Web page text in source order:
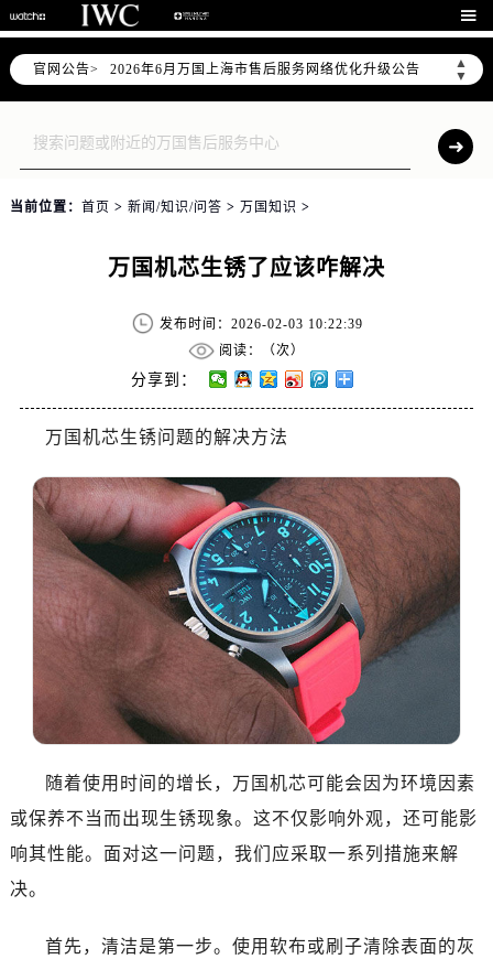

官网公告>
▲
▼
2026年6月万国上海市售后服务网络优化升级公告
2026年6月上海市万国官方售后客户服务热线：400-992-7093
2026年6月万国售后服务中心最新网点地址：
上海市徐汇区虹桥路3号港汇中心写字楼2座37层3705室（需提前预约）
当前位置： 首页 > 新闻/知识/问答 > 万国知识 >
万国机芯生锈了应该咋解决
发布时间：2026-02-03 10:22:39
阅读：（次）
分享到：
万国机芯生锈问题的解决方法
随着使用时间的增长，万国机芯可能会因为环境因素
或保养不当而出现生锈现象。这不仅影响外观，还可能影
响其性能。面对这一问题，我们应采取一系列措施来解
决。
首先，清洁是第一步。使用软布或刷子清除表面的灰